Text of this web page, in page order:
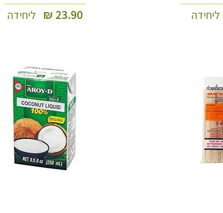
ליחידה 23.90
₪ ליחידה